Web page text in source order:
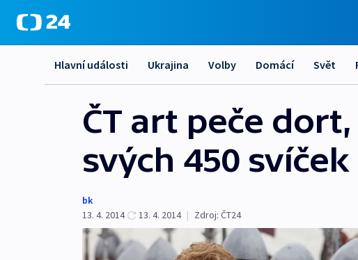
Hlavní události Ukrajina Volby Domácí Svět
ČT art peče
svých 450 svíček
bk
13. 4. 2014
13. 4. 2014 | Zdroj: ČT24